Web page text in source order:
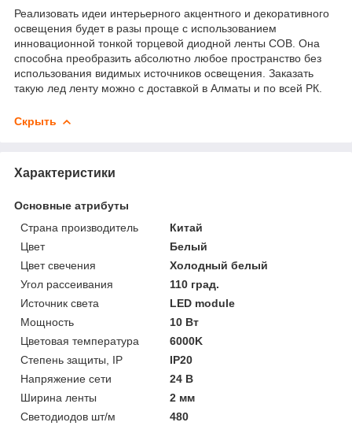
Реализовать идеи интерьерного акцентного и декоративного
освещения будет в разы проще с использованием
инновационной тонкой торцевой диодной ленты СОВ. Она
способна преобразить абсолютно любое пространство без
использования видимых источников освещения. Заказать
такую лед ленту можно с доставкой в Алматы и по всей РК.
Скрыть
Характеристики
Основные атрибуты
Страна производитель
Китай
Цвет
Белый
Цвет свечения
Холодный белый
Угол рассеивания
110 град.
Источник света
LED module
Мощность
10 Вт
Цветовая температура
6000K
Степень защиты, IP
IP20
Напряжение сети
24 В
Ширина ленты
2 мм
Светодиодов шт/м
480